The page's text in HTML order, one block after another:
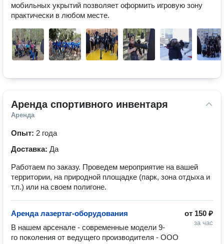
мобильных укрытий позволяет оформить игровую зону
практически в любом месте.
Аренда спортивного инвентаря
Аренда
Опыт: 2 года
Доставка: Да
Работаем по заказу. Проведем мероприятие на вашей
территории, на природной площадке (парк, зона отдыха и
т.п.) или на своем полигоне.
от 150 ₽
за час
Аренда лазертаг-оборудования
В нашем арсенале - современные модели 9-
го поколения от ведущего производителя - ООО